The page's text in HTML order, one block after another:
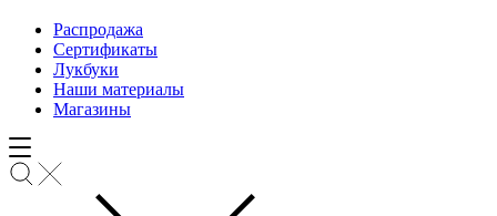
Распродажа
Сертификаты
Лукбуки
Наши материалы
Магазины